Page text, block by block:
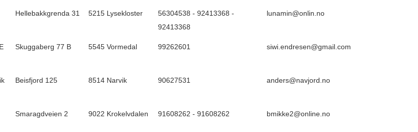
Hellebakkgrenda 31 5215 Lysekloster
56304538 - 92413368 -
92413368
lunamin@onlin.no
Skuggaberg 77 B 5545 Vormedal 99262601 siwi.endresen@gmail.com
Beisfjord 125 8514 Narvik 90627531 anders@navjord.no
Smaragdveien 2 9022 Krokelvdalen 91608262 - 91608262 bmikke2@online.no